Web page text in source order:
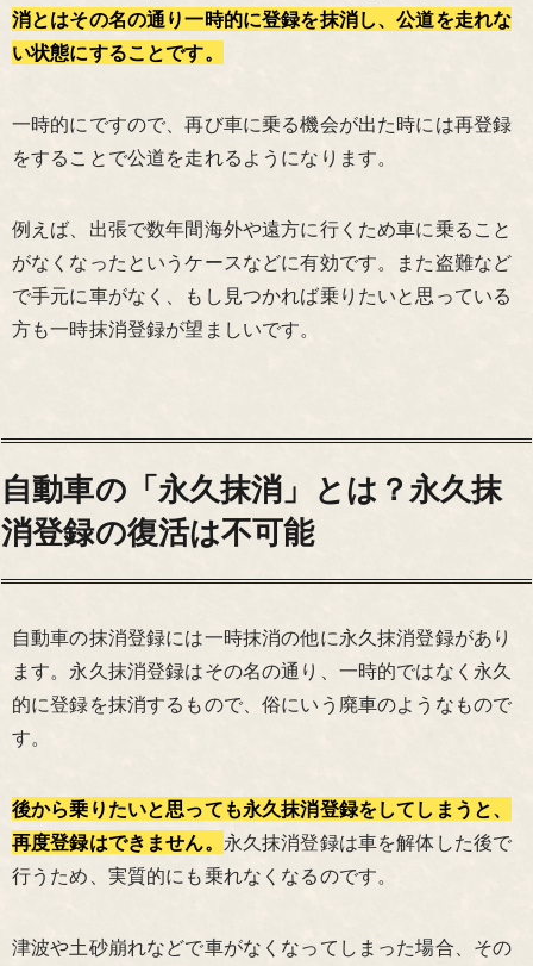
消とはその名の通り一時的に登録を抹消し、公道を走れな
い状態にすることです。
一時的にですので、再び車に乗る機会が出た時には再登録
をすることで公道を走れるようになります。
例えば、出張で数年間海外や遠方に行くため車に乗ること
がなくなったというケースなどに有効です。また盗難など
で手元に車がなく、もし見つかれば乗りたいと思っている
方も一時抹消登録が望ましいです。
自動車の「永久抹消」とは？永久抹
消登録の復活は不可能
自動車の抹消登録には一時抹消の他に永久抹消登録があり
ます。永久抹消登録はその名の通り、一時的ではなく永久
的に登録を抹消するもので、俗にいう廃車のようなもので
す。
後から乗りたいと思っても永久抹消登録をしてしまうと、
再度登録はできません。 永久抹消登録は車を解体した後で
行うため、実質的にも乗れなくなるのです。
津波や土砂崩れなどで車がなくなってしまった場合、その